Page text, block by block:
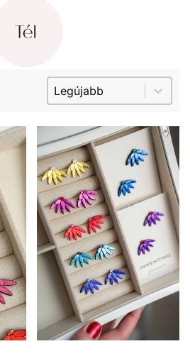
Sorting Product
Sort content